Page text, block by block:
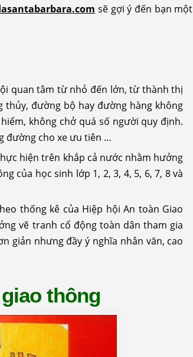
sẽ gợi ý đến bạn một
quan tâm từ nhỏ đến lớn, từ thành thị
đường bộ hay đường hàng không
không chở quá số người quy định.
đường cho xe ưu tiên …
hiện trên khắp cả nước nhằm hưởng
của học sinh lớp 1, 2, 3, 4, 5, 6, 7, 8 và
thống kê của Hiệp hội An toàn Giao
vẽ tranh cổ động toàn dân tham gia
giản nhưng đầy ý nghĩa nhân văn, cao
thông